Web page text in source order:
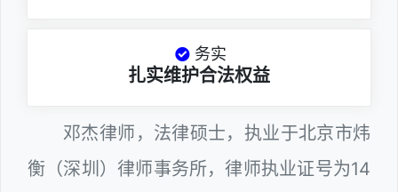
务实
扎实维护合法权益
邓杰律师，法律硕士，执业于北京市炜
衡（深圳）律师事务所，律师执业证号为14